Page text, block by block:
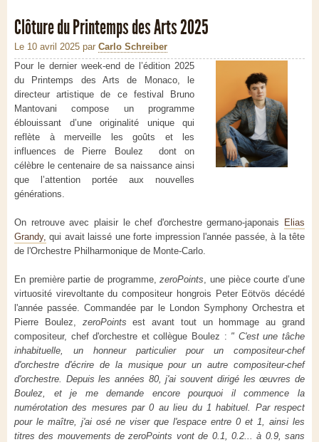
Clôture du Printemps des Arts 2025
Le 10 avril 2025 par Carlo Schreiber
Pour le dernier week-end de l’édition 2025
du Printemps des Arts de Monaco, le
directeur artistique de ce festival Bruno
Mantovani compose un programme
éblouissant d’une originalité unique qui
reflète à merveille les goûts et les
influences de Pierre Boulez dont on
célèbre le centenaire de sa naissance ainsi
que l’attention portée aux nouvelles
générations.
On retrouve avec plaisir le chef d'orchestre germano-japonais Elias
Grandy, qui avait laissé une forte impression l'année passée, à la tête
de l'Orchestre Philharmonique de Monte-Carlo.
En première partie de programme,zeroPoints , une pièce courte d’une
virtuosité virevoltante du compositeur hongrois Peter Eötvös décédé
l'année passée. Commandée par le London Symphony Orchestra et
Pierre Boulez, zeroPoints est avant tout un hommage au grand
compositeur, chef d'orchestre et collègue Boulez : " C'est une tâche
inhabituelle, un honneur particulier pour un compositeur-chef
d'orchestre d'écrire de la musique pour un autre compositeur-chef
d'orchestre. Depuis les années 80, j'ai souvent dirigé les œuvres de
Boulez, et je me demande encore pourquoi il commence la
numérotation des mesures par 0 au lieu du 1 habituel. Par respect
pour le maître, j'ai osé ne viser que l'espace entre 0 et 1, ainsi les
titres des mouvements de zeroPoints vont de 0.1, 0.2... à 0.9, sans